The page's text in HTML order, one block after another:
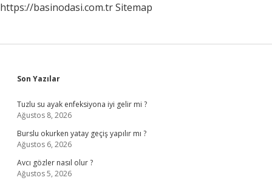
https://basinodasi.com.trSitemap
Sidebar
Son Yazılar
Tuzlu su ayak enfeksiyona iyi gelir mi ?
Ağustos 8, 2026
Burslu okurken yatay geçiş yapılır mı ?
Ağustos 6, 2026
Avcı gözler nasıl olur ?
Ağustos 5, 2026